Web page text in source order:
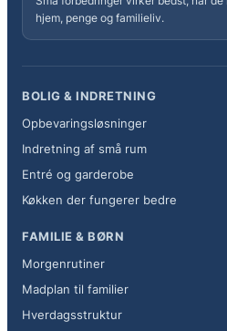
hjem, penge og familieliv.
BOLIG & INDRETNING
Opbevaringsløsninger
Indretning af små rum
Entré og garderobe
Køkken der fungerer bedre
FAMILIE & BØRN
Morgenrutiner
Madplan til familier
Hverdagsstruktur